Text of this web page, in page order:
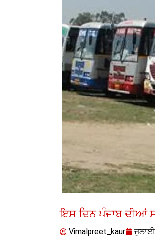
ਇਸ ਦਿਨ ਪੰਜਾਬ ਦੀਆਂ
Vimalpreet_kaur ਜੁਲਾਈ